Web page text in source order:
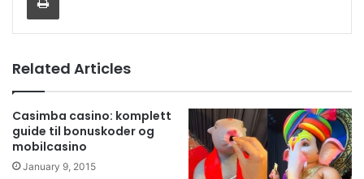
Related Articles
Casimba casino: komplett
guide til bonuskoder og
mobilcasino
January 9, 2015